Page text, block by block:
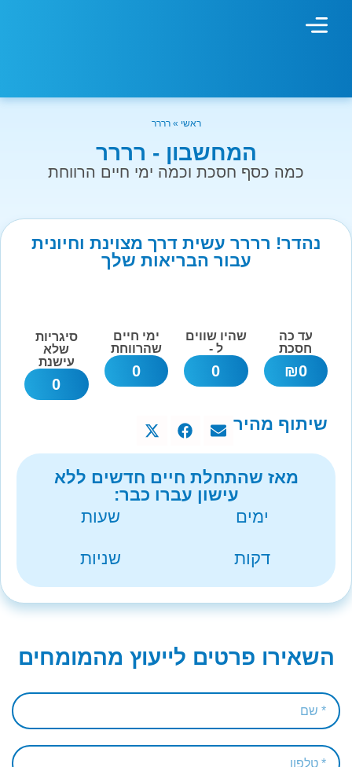
ראשי »רררר
המחשבון - רררר
כמה כסף חסכת וכמה ימי חיים הרווחת
נהדר! רררר עשית דרך מצוינת וחיונית
עבור הבריאות שלך
עד כה
חסכת
0
₪
שהיו שווים
ל -
0
ימי חיים
שהרווחת
0
סיגריות
שלא
עישנת
0
שיתוף מהיר
מאז שהתחלת חיים חדשים ללא
עישון עברו כבר:
ימים
שעות
דקות שניות
השאירו פרטים לייעוץ מהמומחים